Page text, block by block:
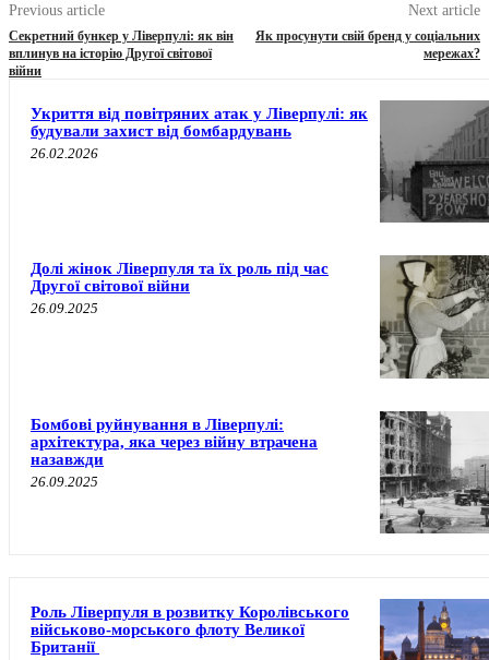
Previous article
Секретний бункер у Ліверпулі: як він
вплинув на історію Другої світової
війни
Next article
Як просунути свій бренд у соціальних
мережах?
Укриття від повітряних атак у Ліверпулі: як
будували захист від бомбардувань
26.02.2026
Долі жінок Ліверпуля та їх роль під час
Другої світової війни
26.09.2025
Бомбові руйнування в Ліверпулі:
архітектура, яка через війну втрачена
назавжди
26.09.2025
Роль Ліверпуля в розвитку Королівського
військово-морського флоту Великої
Британії